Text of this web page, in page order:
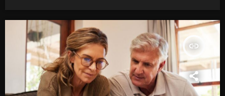
insert_link